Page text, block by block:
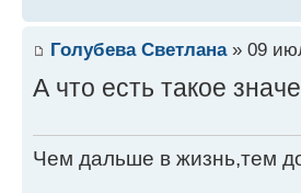
Голубева Светлана» 09
А что есть такое
Чем дальше в жизнь,тем